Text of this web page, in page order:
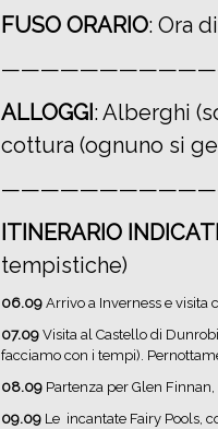
FUSO ORARIO: Ora
ALLOGGI: Alberghi
cottura (ognuno si
ITINERARIO
tempistiche)
06.09 Arrivo a Inverness e
07.09 Visita al Castello di
facciamo con i tempi).
08.09 Partenza per Glen
09.09 Le incantate Fairy Pools,